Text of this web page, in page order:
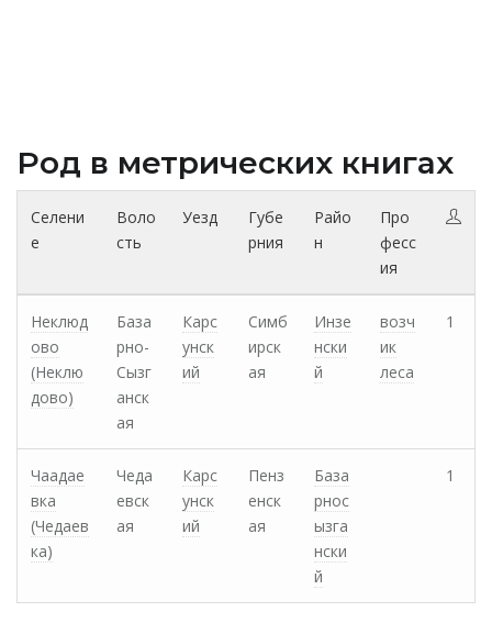
Род в метрических книгах
Селени
е
Воло
сть
Уезд
Губе
рния
Райо
н
Про
фесс
ия
Неклюд
ово
(Неклю
дово)
База
рно-
Сызг
анск
ая
Карс
унск
ий
Симб
ирск
ая
Инзе
нски
й
возч
ик
леса
1
Чаадае
вка
(Чедаев
ка)
Чеда
евск
ая
Карс
унск
ий
Пенз
енск
ая
База
рнос
ызга
нски
й
1